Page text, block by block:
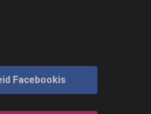
Facebookis